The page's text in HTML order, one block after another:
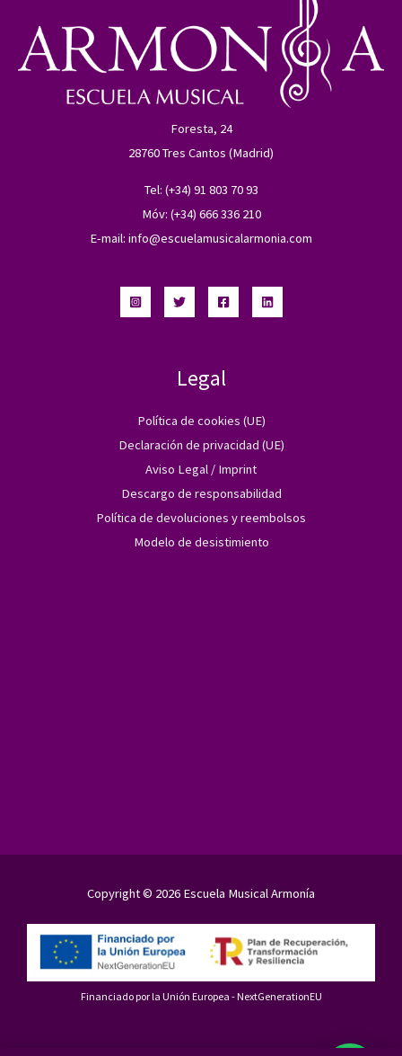
Foresta, 24
28760 Tres Cantos (Madrid)
Tel: (+34) 91 803 70 93
Móv: (+34) 666 336 210
E-mail: info@escuelamusicalarmonia.com
Legal
Política de cookies (UE)
Declaración de privacidad (UE)
Aviso Legal / Imprint
Descargo de responsabilidad
Política de devoluciones y reembolsos
Modelo de desistimiento
Copyright © 2026 Escuela Musical Armonía
Financiado por la Unión Europea - NextGenerationEU